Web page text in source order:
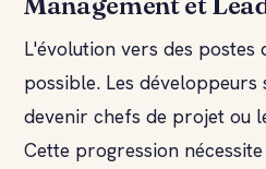
L'évolution vers des postes
possible. Les développeurs
devenir chefs de projet ou
Cette progression